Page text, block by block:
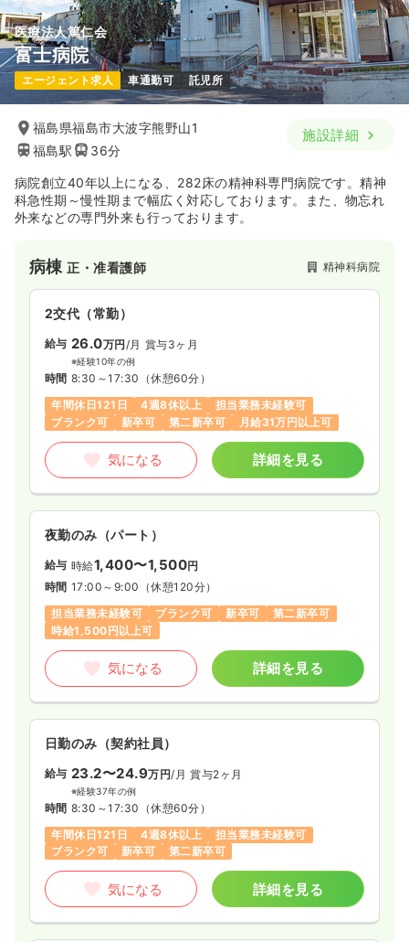
医療法人篤仁会
富士病院
エージェント求人 車通勤可 託児所
福島県福島市大波字熊野山1
福島駅
36分
施設詳細
病院創立40年以上になる、282床の精神科専門病院です。精神
科急性期～慢性期まで幅広く対応しております。また、物忘れ
外来などの専門外来も行っております。
病棟正・准看護師 精神科病院
2交代（常勤）
給与 26.0万円/月 賞与3ヶ月
※経験10年の例
時間 8:30～17:30 （休憩60分）
年間休日121日
4週8休以上
担当業務未経験可
ブランク可
新卒可 第二新卒可 月給31万円以上可
気になる 詳細を見る
夜勤のみ（パート）
給与 時給1,400〜1,500円
時間 17:00～9:00 （休憩120分）
担当業務未経験可
ブランク可 新卒可
第二新卒可
時給1,500円以上可
気になる 詳細を見る
日勤のみ（契約社員）
給与 23.2〜24.9万円/月 賞与2ヶ月
※経験37年の例
時間 8:30～17:30 （休憩60分）
年間休日121日
4週8休以上
担当業務未経験可
ブランク可
新卒可 第二新卒可
気になる 詳細を見る